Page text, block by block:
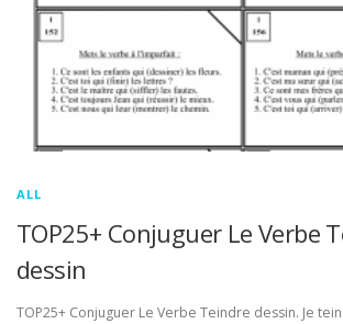
ALL
TOP25+ Conjuguer Le Verbe
dessin
TOP25+ Conjuguer Le Verbe Teindre dessin. Je